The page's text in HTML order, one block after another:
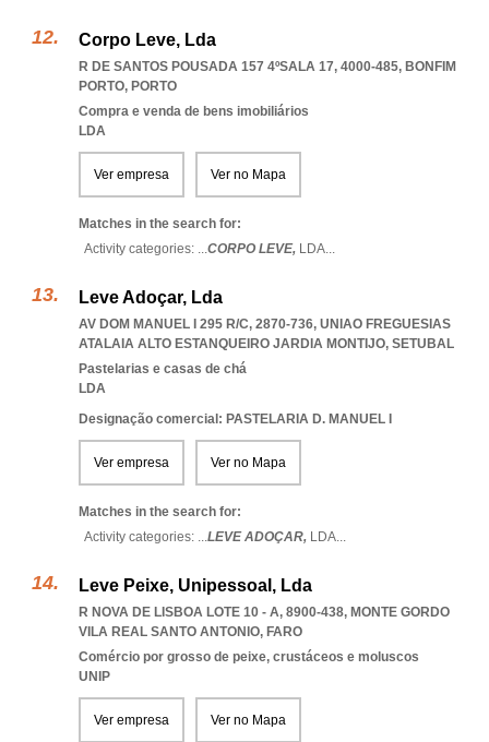
Corpo Leve, Lda
R DE SANTOS POUSADA 157 4ºSALA 17, 4000-485, BONFIM
PORTO, PORTO
Compra e venda de bens imobiliários
LDA
Ver empresa Ver no Mapa
Matches in the search for:
Activity categories: ...CORPO LEVE, LDA...
Leve Adoçar, Lda
AV DOM MANUEL I 295 R/C, 2870-736, UNIAO FREGUESIAS
ATALAIA ALTO ESTANQUEIRO JARDIA MONTIJO, SETUBAL
Pastelarias e casas de chá
LDA
Designação comercial: PASTELARIA D. MANUEL I
Ver empresa Ver no Mapa
Matches in the search for:
Activity categories: ...LEVE ADOÇAR, LDA...
Leve Peixe, Unipessoal, Lda
R NOVA DE LISBOA LOTE 10 - A, 8900-438, MONTE GORDO
VILA REAL SANTO ANTONIO, FARO
Comércio por grosso de peixe, crustáceos e moluscos
UNIP
Ver empresa Ver no Mapa